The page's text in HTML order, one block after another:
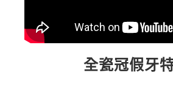
全瓷冠假牙